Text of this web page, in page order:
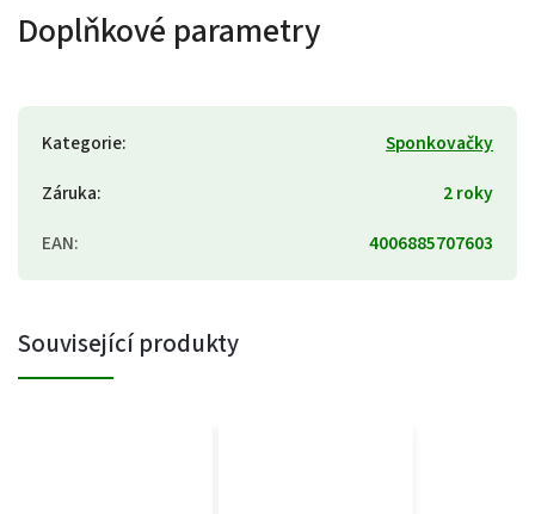
Doplňkové parametry
Kategorie:
Sponkovačky
Záruka:
2 roky
EAN: 4006885707603
Související produkty